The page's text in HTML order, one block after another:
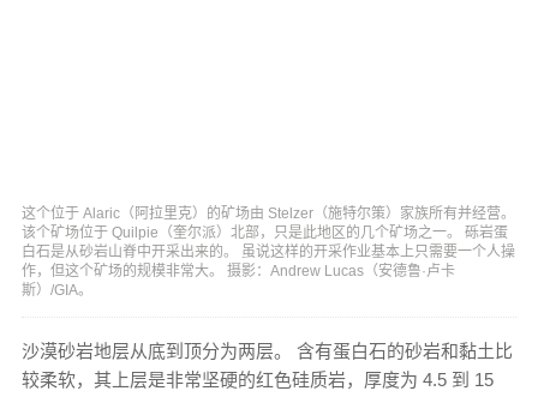
这个位于 Alaric（阿拉里克）的矿场由 Stelzer（施特尔策）家族所有并经营。
该个矿场位于 Quilpie（奎尔派）北部，只是此地区的几个矿场之一。 砾岩蛋
白石是从砂岩山脊中开采出来的。 虽说这样的开采作业基本上只需要一个人操
作，但这个矿场的规模非常大。 摄影：Andrew Lucas（安德鲁·卢卡
斯）/GIA。
沙漠砂岩地层从底到顶分为两层。 含有蛋白石的砂岩和黏土比
较柔软，其上层是非常坚硬的红色硅质岩，厚度为 4.5 到 15